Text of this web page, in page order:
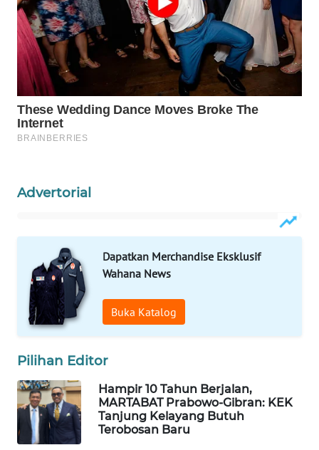
Advertorial
Dapatkan Merchandise Eksklusif
Wahana News
Buka Katalog
Pilihan Editor
Hampir 10 Tahun Berjalan,
MARTABAT Prabowo-Gibran: KEK
Tanjung Kelayang Butuh
Terobosan Baru
WAHANA
DESA
WISATA
LAPAK
WAHANA
Wahana
Network
LISTRIK
KELISTRIKAN
WALINKI
ID
MAWAKA
MARTABAT
NET
PLN